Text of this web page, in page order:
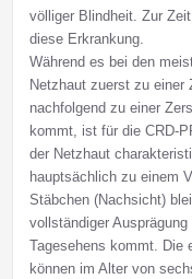
völliger Blindheit. Zur
diese Erkrankung.
Während es bei den
Netzhaut zuerst zu einer
nachfolgend zu einer
kommt, ist für die CRD-
der Netzhaut
hauptsächlich zu einem
Stäbchen (Nachsicht)
vollständiger
Tagesehens kommt. Die
können im Alter von